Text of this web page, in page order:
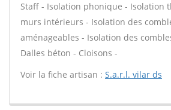
Staff - Isolation phonique - Isolation
murs intérieurs - Isolation des
aménageables - Isolation des
Dalles béton - Cloisons -
Voir la fiche artisan : S.a.r.l. vilar ds